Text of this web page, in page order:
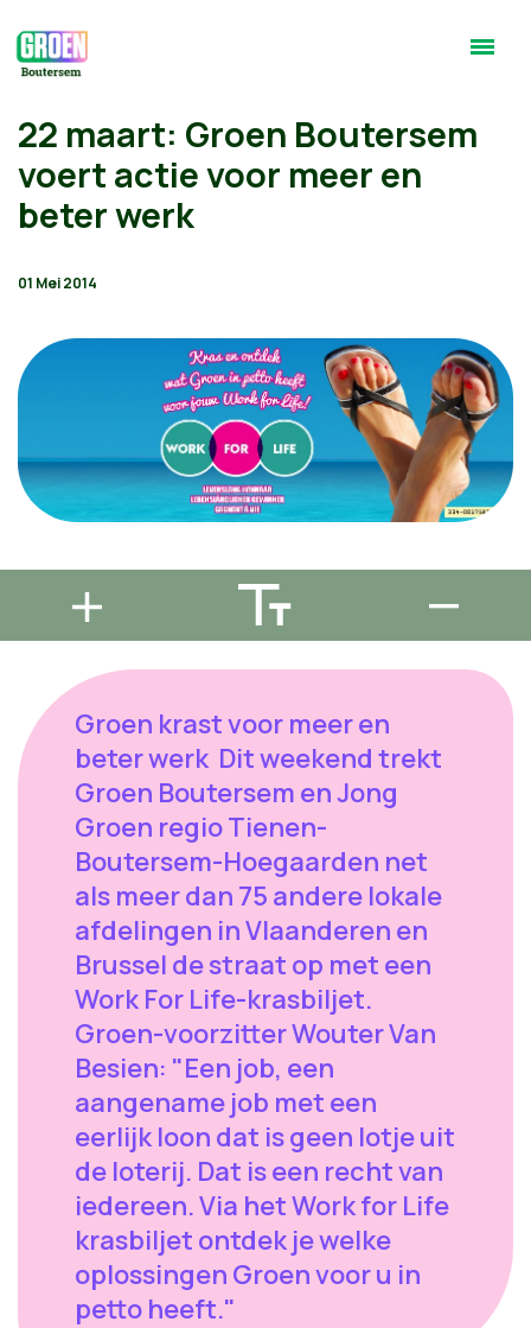
22 maart: Groen Boutersem
voert actie voor meer en
beter werk
01 Mei 2014
Groen krast voor meer en
beter werk Dit weekend trekt
Groen Boutersem en Jong
Groen regio Tienen-
Boutersem-Hoegaarden net
als meer dan 75 andere lokale
afdelingen in Vlaanderen en
Brussel de straat op met een
Work For Life-krasbiljet.
Groen-voorzitter Wouter Van
Besien: "Een job, een
aangename job met een
eerlijk loon dat is geen lotje uit
de loterij. Dat is een recht van
iedereen. Via het Work for Life
krasbiljet ontdek je welke
oplossingen Groen voor u in
petto heeft."